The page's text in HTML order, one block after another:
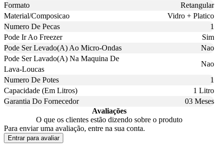
Formato
Retangular
Material/Composicao
Vidro + Platico
Numero De Pecas
1
Pode Ir Ao Freezer
Sim
Pode Ser Levado(A) Ao Micro-Ondas
Nao
Pode Ser Lavado(A) Na Maquina De
Lava-Loucas
Nao
Numero De Potes
1
Capacidade (Em Litros)
1 Litro
Garantia Do Fornecedor
03 Meses
Avaliações
O que os clientes estão dizendo sobre o produto
Para enviar uma avaliação, entre na sua conta.
Entrar para avaliar